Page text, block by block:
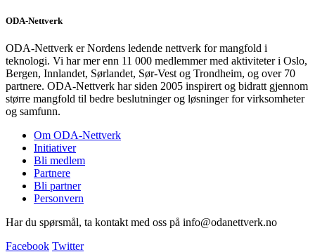
ODA-Nettverk
ODA-Nettverk er Nordens ledende nettverk for mangfold i
teknologi. Vi har mer enn 11 000 medlemmer med aktiviteter i Oslo,
Bergen, Innlandet, Sørlandet, Sør-Vest og Trondheim, og over 70
partnere. ODA-Nettverk har siden 2005 inspirert og bidratt gjennom
større mangfold til bedre beslutninger og løsninger for virksomheter
og samfunn.
Om ODA-Nettverk
Initiativer
Bli medlem
Partnere
Bli partner
Personvern
Har du spørsmål, ta kontakt med oss på info@odanettverk.no
Facebook Twitter